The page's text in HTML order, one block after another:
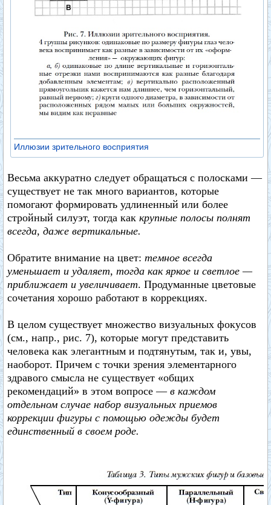
Иллюзии зрительного восприятия
Весьма аккуратно следует обращаться с полосками —
существует не так много вариантов, которые
помогают формировать удлиненный или более
стройный силуэт, тогда как крупные полосы полнят
всегда, даже вертикальные.
Обратите внимание на цвет: темное всегда
уменьшает и удаляет, тогда как яркое и светлое —
приближает и увеличивает. Продуманные цветовые
сочетания хорошо работают в коррекциях.
В целом существует множество визуальных фокусов
(см., напр., рис. 7), которые могут представить
человека как элегантным и подтянутым, так и, увы,
наоборот. Причем с точки зрения элементарного
здравого смысла не существует «общих
рекомендаций» в этом вопросе — в каждом
отдельном случае набор визуальных приемов
коррекции фигуры с помощью одежды будет
единственный в своем роде.